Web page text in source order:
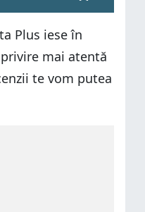
Plus iese în
mai atentă
te vom putea